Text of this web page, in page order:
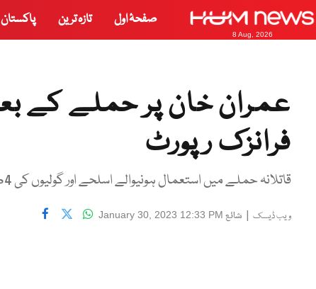
8 Aug, 2026
صفحۂ اول تازہ ترین پاکستان
فرانزک رپورٹ
قاتلانہ حملے میں استعمال ہونیوالے اسلحے اور گولیوں کی 4صفحات پر مشتمل رپورٹ جاری کر دی گئی
ویب ڈیسک | شائع January 30, 2023 12:33 PM